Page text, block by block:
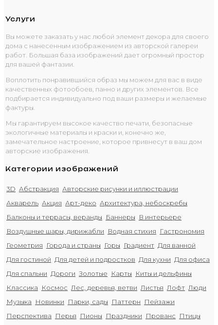
Услуги
Вы можете заказать у нас любой элемент декора для своего
дома с нанесенным изображением из авторской галереи
работ. Большая база изображений дает огромный простор
для вашей фантазии.
Воплотить понравившийся образ мы можем для вас в виде
качественных фотообоев, панно и других элементов. Все
подбирается индивидуально под ваши размеры и желаемые
фактуры.
Мы гарантируем высокое качество печати, безопасные
экологичные материалы и краски и, конечно же,
замечательное настроение, которое привнесут в ваш дом
авторские изображения.
Категории изображений
3D Абстракция Авторские рисунки и иллюстрации
Акварель Акция Арт-деко Архитектура, небоскребы
Балконы и террасы, веранды
Баннеры
В интерьере
Воздушные шары, дирижабли
Водная стихия
Гастрономия
Геометрия
Города и страны Горы Градиент Для ванной
Для гостиной Для детей и подростков Для кухни Для офиса
Для спальни Дороги Золотые Карты
Киты и дельфины
Классика
Космос Лес, деревья, ветви Листья Лофт Люди
Музыка
Новинки Парки, сады Паттерн
Пейзажи
Перспектива
Перья Пионы Праздники Прованс
Птицы